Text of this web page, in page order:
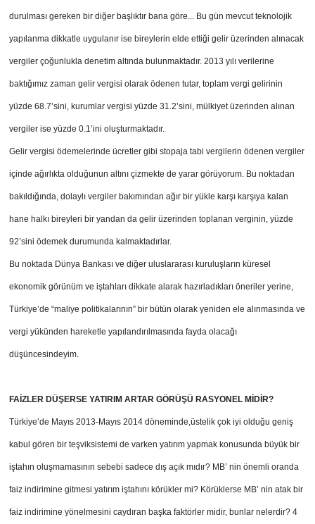
durulması gereken bir diğer başlıktır bana göre... Bu gün mevcut teknolojik
yapılanma dikkatle uygulanır ise bireylerin elde ettiği gelir üzerinden alınacak
vergiler çoğunlukla denetim altında bulunmaktadır. 2013 yılı verilerine
baktığımız zaman gelir vergisi olarak ödenen tutar, toplam vergi gelirinin
yüzde 68.7’sini, kurumlar vergisi yüzde 31.2’sini, mülkiyet üzerinden alınan
vergiler ise yüzde 0.1’ini oluşturmaktadır.
Gelir vergisi ödemelerinde ücretler gibi stopaja tabi vergilerin ödenen vergiler
içinde ağırlıkta olduğunun altını çizmekte de yarar görüyorum. Bu noktadan
bakıldığında, dolaylı vergiler bakımından ağır bir yükle karşı karşıya kalan
hane halkı bireyleri bir yandan da gelir üzerinden toplanan verginin, yüzde
92’sini ödemek durumunda kalmaktadırlar.
Bu noktada Dünya Bankası ve diğer uluslararası kuruluşların küresel
ekonomik görünüm ve iştahları dikkate alarak hazırladıkları öneriler yerine,
Türkiye’de “maliye politikalarının” bir bütün olarak yeniden ele alınmasında ve
vergi yükünden hareketle yapılandırılmasında fayda olacağı
düşüncesindeyim.
FAİZLER DÜŞERSE YATIRIM ARTAR GÖRÜŞÜ RASYONEL MİDİR?
Türkiye’de Mayıs 2013-Mayıs 2014 döneminde,üstelik çok iyi olduğu geniş
kabul gören bir teşviksistemi de varken yatırım yapmak konusunda büyük bir
iştahın oluşmamasının sebebi sadece dış açık mıdır? MB’ nin önemli oranda
faiz indirimine gitmesi yatırım iştahını körükler mi? Körüklerse MB’ nin atak bir
faiz indirimine yönelmesini caydıran başka faktörler midir, bunlar nelerdir? 4